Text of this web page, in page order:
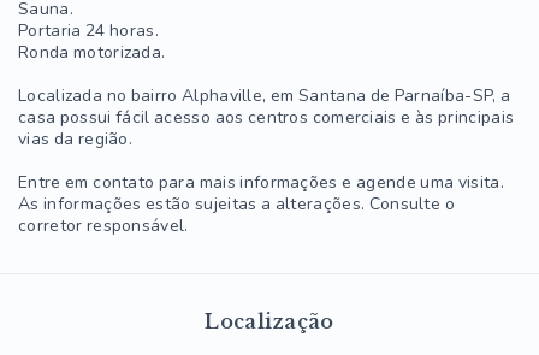
Sauna.
Portaria 24 horas.
Ronda motorizada.
Localizada no bairro Alphaville, em Santana de Parnaíba-SP, a
casa possui fácil acesso aos centros comerciais e às principais
vias da região.
Entre em contato para mais informações e agende uma visita.
As informações estão sujeitas a alterações. Consulte o
corretor responsável.
Localização